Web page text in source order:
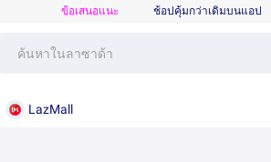
ข้อเสนอแนะ ช้อปคุ้มกว่าเดิมบนแอป
LazMall